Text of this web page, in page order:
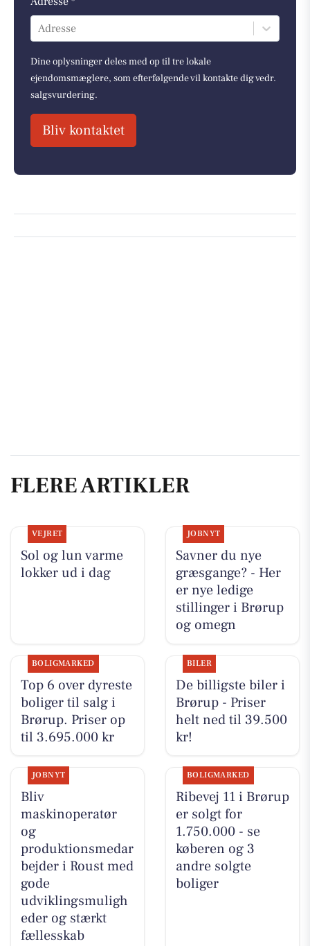
Adresse
Dine oplysninger deles med op til tre lokale
ejendomsmæglere, som efterfølgende vil kontakte dig vedr.
salgsvurdering.
Bliv kontaktet
FLERE ARTIKLER
VEJRET
Sol og lun varme
lokker ud i dag
JOBNYT
Savner du nye
græsgange? - Her
er nye ledige
stillinger i Brørup
og omegn
BOLIGMARKED
Top 6 over dyreste
boliger til salg i
Brørup. Priser op
til 3.695.000 kr
BILER
De billigste biler i
Brørup - Priser
helt ned til 39.500
kr!
JOBNYT
Bliv
maskinoperatør
og
produktionsmedar
bejder i Roust med
gode
udviklingsmuligh
eder og stærkt
fællesskab
BOLIGMARKED
Ribevej 11 i Brørup
er solgt for
1.750.000 - se
køberen og 3
andre solgte
boliger